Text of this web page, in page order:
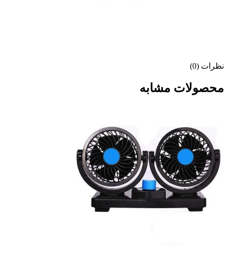
نظرات (0)
محصولات مشابه